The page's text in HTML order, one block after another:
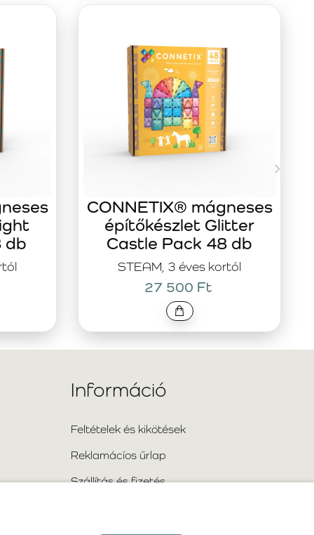
db
STEAM, 3 éves kortól
CONNETIX® mágneses
építőkészlet Glitter
Castle Pack 48 db
27 500 Ft
Információ
Feltételek és kikötések
Reklamácíos űrlap
Szállítás és fizetés